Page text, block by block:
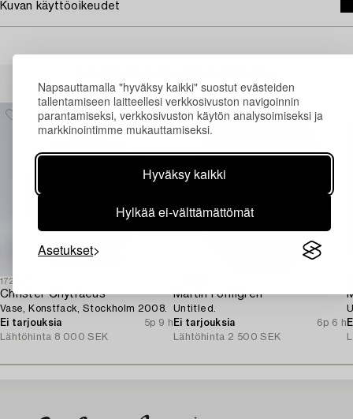
Napsauttamalla "hyväksy kaikki" suostut evästeiden
tallentamiseen laitteellesi verkkosivuston navigoinnin
parantamiseksi, verkkosivuston käytön analysoimiseksi ja
markkinointimme mukauttamiseksi.
Hyväksy kaikki
Hylkää ei-välttämättömät
Asetukset
Kuvan käyttöoikeudet
1729511
Christer Chytraeus
Vase, Konstfack, Stockholm 2008.
Ei tarjouksia
5p 9 h
Lähtöhinta 8 000 SEK
Martin Formgren
Untitled.
Ei tarjouksia
6p 6 h
Lähtöhinta 2 500 SEK